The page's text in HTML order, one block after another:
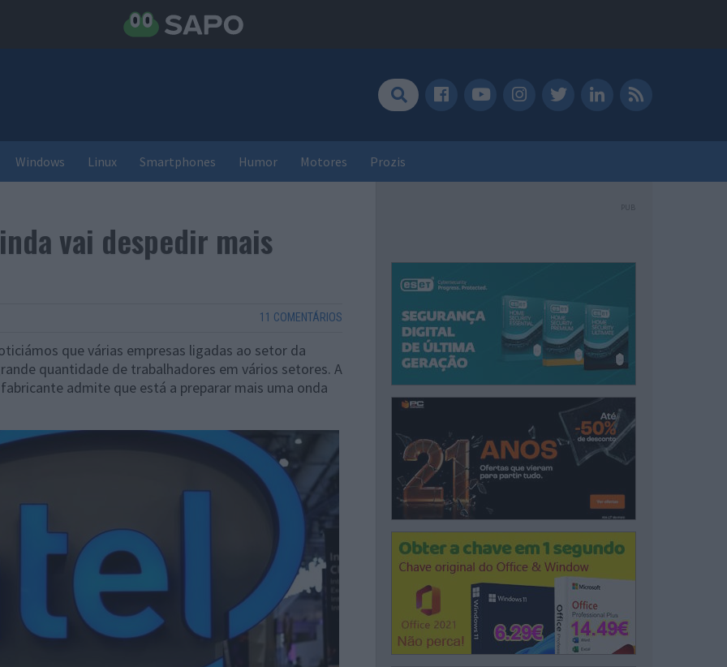
Windows Linux Smartphones Humor Motores Prozis
vai despedir mais
11 COMENTÁRIOS
que várias empresas ligadas ao setor da
quantidade de trabalhadores em vários setores. A
admite que está a preparar mais uma onda
PUB